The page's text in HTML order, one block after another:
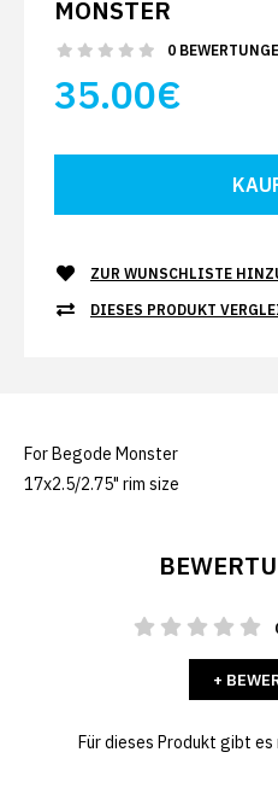
MONSTER
0
35.00€
ZUR WUNSCHLISTE
DIESES PRODUKT
For Begode Monster
17x2.5/2.75" rim size
+
Für dieses Produkt gibt